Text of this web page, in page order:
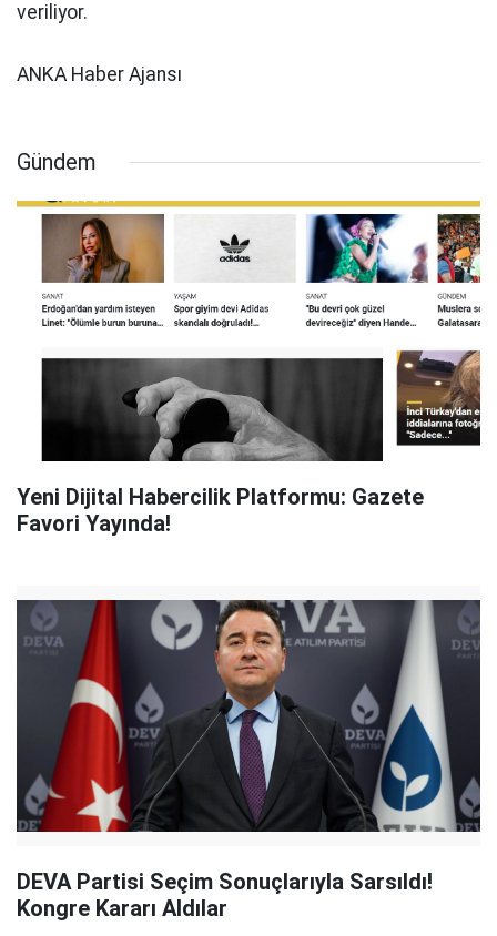
veriliyor.
ANKA Haber Ajansı
Gündem
Yeni Dijital Habercilik Platformu: Gazete
Favori Yayında!
DEVA Partisi Seçim Sonuçlarıyla Sarsıldı!
Kongre Kararı Aldılar